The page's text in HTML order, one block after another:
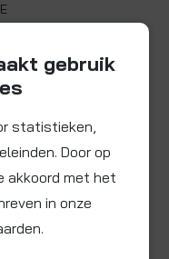
(POM)
gebruik
statistieken,
Door op
akkoord met het
in onze